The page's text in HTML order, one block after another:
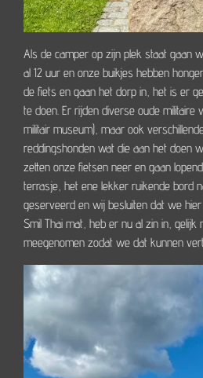
Als de camper op zijn plek staat gaan
al 12 uur en onze buikjes hebben
de fiets en gaan het dorp in, het is er
te doen. Er rijden diverse oude militaire
militair museum), maar ook
reddingshonden wat die aan het doen
zetten onze fietsen neer en gaan
terrasje, het ene lekker ruikende bord
geserveerd en wij besluiten dat we hier
Smil Thai mat, heb er nu al zin in,
meegenomen zodat we dat kunnen